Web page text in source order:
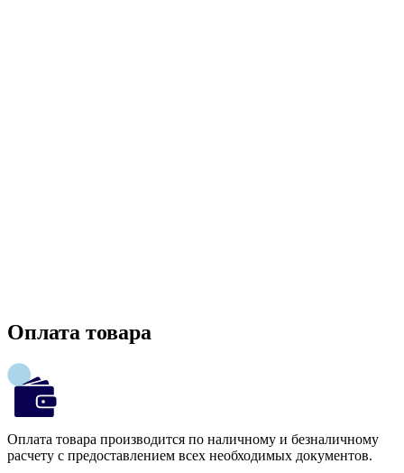
Оплата товара
Оплата товара производится по наличному и безналичному
расчету с предоставлением всех необходимых документов.